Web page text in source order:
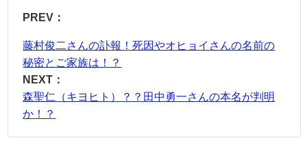
PREV：
藤村俊二さんの訃報！死因やオヒョイさんの名前の
秘密とご家族は！？
NEXT：
森聖仁（キヨヒト）？？田中勇一さんの本名が判明
か！？